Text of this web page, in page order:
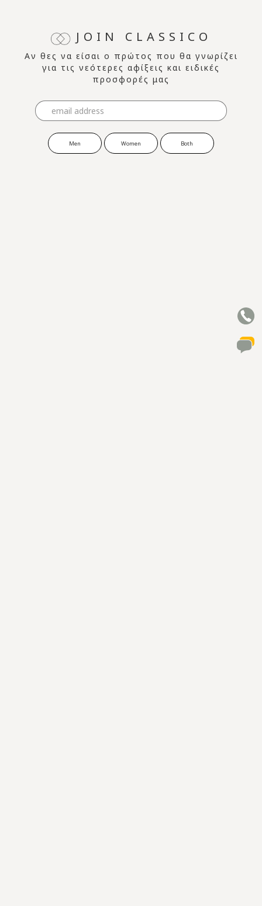
JOIN CLASSICO
Αν θες να είσαι ο πρώτος που θα γνωρίζει
για τις νεότερες αφίξεις και ειδικές
προσφορές μας
Men Women Both